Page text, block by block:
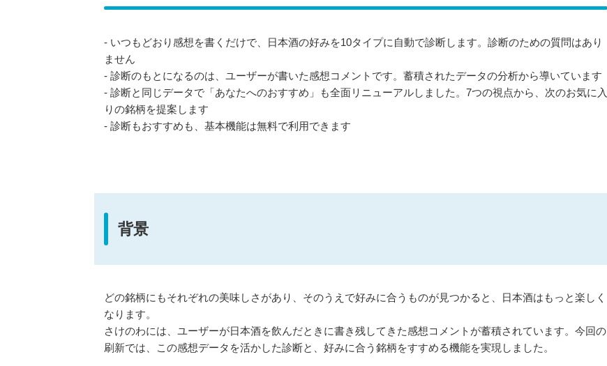
- いつもどおり感想を書くだけで、日本酒の好みを10タイプに自動で診断します。診断のための質問はあり
ません
- 診断のもとになるのは、ユーザーが書いた感想コメントです。蓄積されたデータの分析から導いています
- 診断と同じデータで「あなたへのおすすめ」も全面リニューアルしました。7つの視点から、次のお気に入
りの銘柄を提案します
- 診断もおすすめも、基本機能は無料で利用できます
背景
どの銘柄にもそれぞれの美味しさがあり、そのうえで好みに合うものが見つかると、日本酒はもっと楽しく
なります。
さけのわには、ユーザーが日本酒を飲んだときに書き残してきた感想コメントが蓄積されています。今回の
刷新では、この感想データを活かした診断と、好みに合う銘柄をすすめる機能を実現しました。